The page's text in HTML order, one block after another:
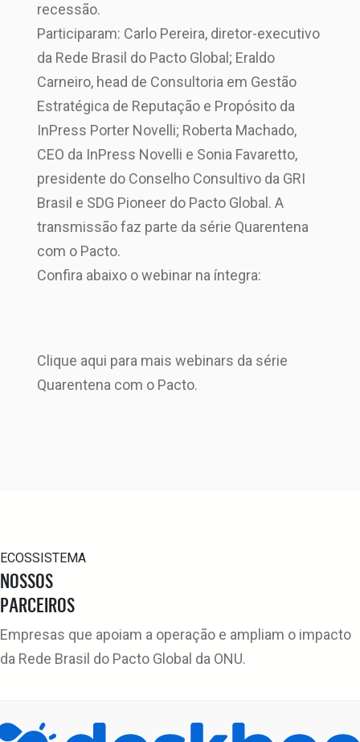
recessão.
Participaram: Carlo Pereira, diretor-executivo
da Rede Brasil do Pacto Global; Eraldo
Carneiro, head de Consultoria em Gestão
Estratégica de Reputação e Propósito da
InPress Porter Novelli; Roberta Machado,
CEO da InPress Novelli e Sonia Favaretto,
presidente do Conselho Consultivo da GRI
Brasil e SDG Pioneer do Pacto Global. A
transmissão faz parte da série Quarentena
com o Pacto.
Confira abaixo o webinar na íntegra:
Clique aqui para mais webinars da série
Quarentena com o Pacto.
ECOSSISTEMA
NOSSOS
PARCEIROS
Empresas que apoiam a operação e ampliam o impacto
da Rede Brasil do Pacto Global da ONU.